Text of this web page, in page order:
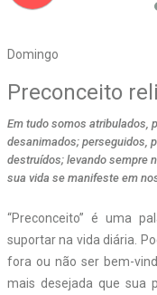
Domingo
Preconceito
Em tudo somos atribulados,
desanimados; perseguidos,
destruídos; levando sempre
sua vida se manifeste em
“Preconceito” é uma
suportar na vida diária.
fora ou não ser bem-
mais desejada que sua